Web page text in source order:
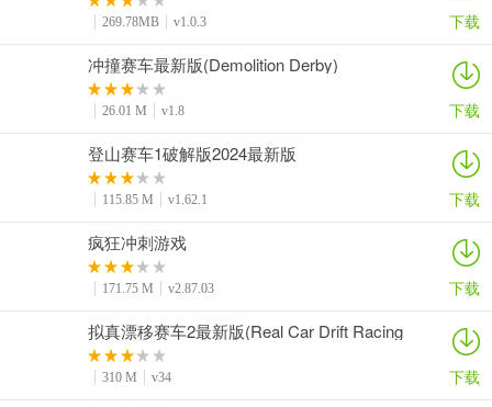
269.78MB v1.0.3 下载
冲撞赛车最新版(Demolition Derby)
26.01 M v1.8 下载
登山赛车1破解版2024最新版
115.85 M v1.62.1 下载
疯狂冲刺游戏
171.75 M v2.87.03 下载
拟真漂移赛车2最新版(Real Car Drift Racing
2)
310 M v34 下载